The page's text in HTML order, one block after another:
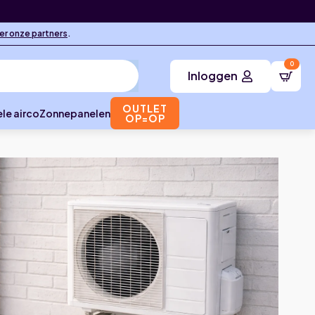
onze partners.
Inloggen
0
aircoZonnepanelen OUTLET
OP=OP